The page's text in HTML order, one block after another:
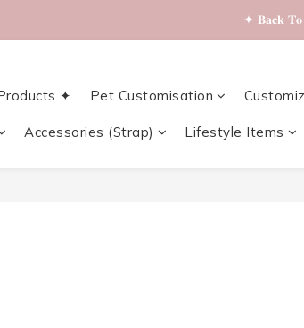
✦ 𝐁𝐚𝐜𝐤 𝐓𝐨
✦ 𝐁𝐚𝐜𝐤 𝐓𝐨
✦ 𝐁𝐚𝐜𝐤 𝐓𝐨
✦ Pet Customisation
Accessories (Strap) Lifestyle Items